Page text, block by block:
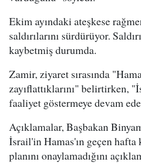
Ekim ayındaki ateşkese
saldırılarını sürdürüyor.
kaybetmiş durumda.
Zamir, ziyaret sırasında
zayıflattıklarını" belirtirken,
faaliyet göstermeye devam
Açıklamalar, Başbakan
İsrail'in Hamas'ın geçen
planını onaylamadığını